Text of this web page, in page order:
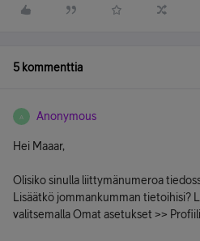
5 kommenttia
A Anonymous
Hei Maaar,
Olisiko sinulla liittymänumeroa
Lisäätkö jommankumman tietoihisi?
valitsemalla Omat asetukset >>